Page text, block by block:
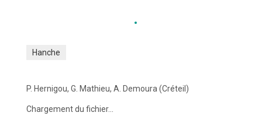
Hanche
P. Hernigou, G. Mathieu, A. Demoura (Créteil)
Chargement du fichier...